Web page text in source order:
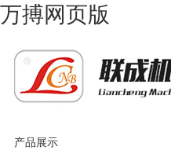
万搏网页版
产品展示